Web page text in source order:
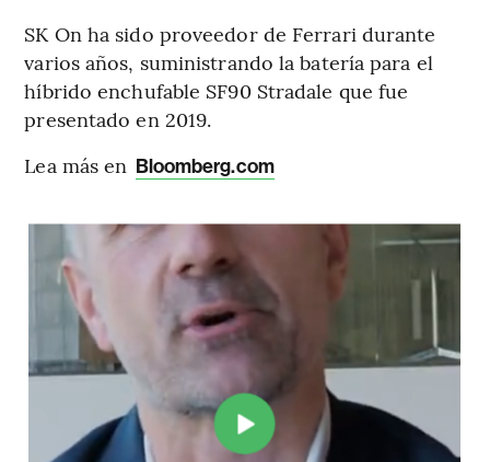
SK On ha sido proveedor de Ferrari durante
varios años, suministrando la batería para el
híbrido enchufable SF90 Stradale que fue
presentado en 2019.
Lea más en Bloomberg.com